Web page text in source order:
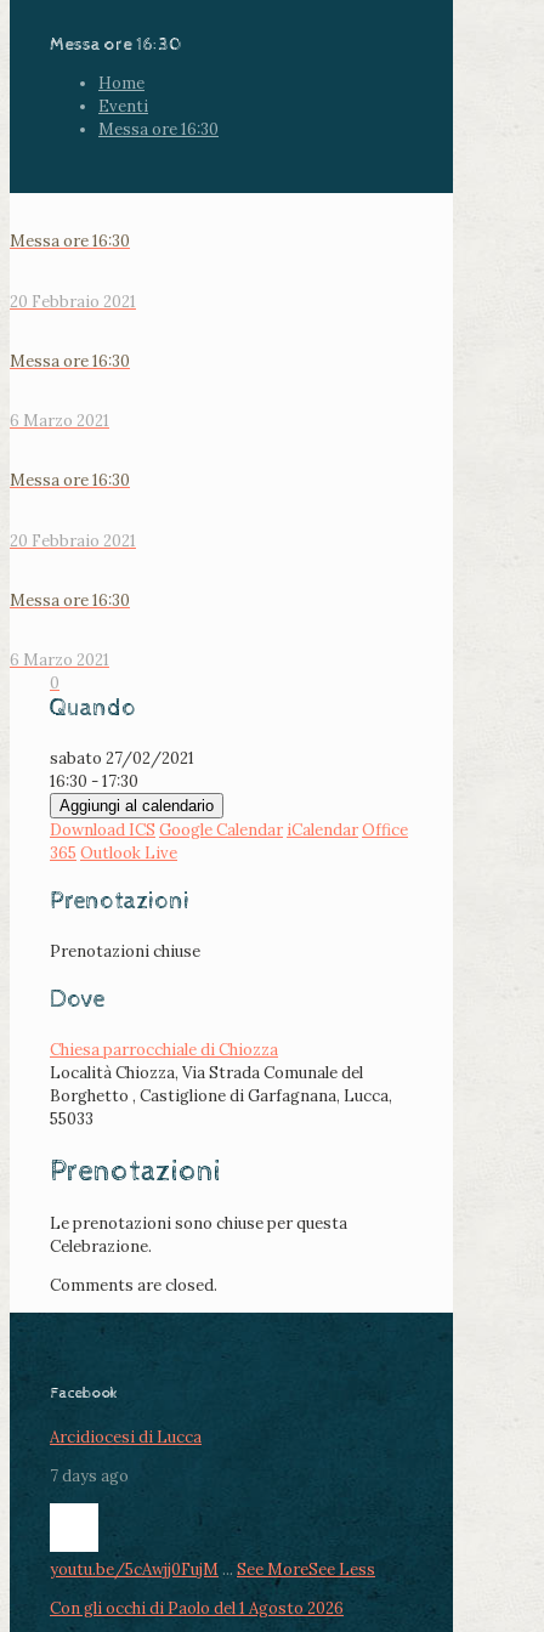
Messa ore 16:30
Home
Eventi
Messa ore 16:30
Messa ore 16:30
20 Febbraio 2021
Messa ore 16:30
6 Marzo 2021
Messa ore 16:30
20 Febbraio 2021
Messa ore 16:30
6 Marzo 2021
0
Quando
sabato 27/02/2021
16:30 - 17:30
Aggiungi al calendario
Download ICS Google Calendar iCalendarOffice
365 Outlook Live
Prenotazioni
Prenotazioni chiuse
Dove
Chiesa parrocchiale di Chiozza
Località Chiozza, Via Strada Comunale del
Borghetto , Castiglione di Garfagnana, Lucca,
55033
Prenotazioni
Le prenotazioni sono chiuse per questa
Celebrazione.
Comments are closed.
Facebook
Arcidiocesi di Lucca
7 days ago
youtu.be/5cAwjj0FujM ... See MoreSee Less
Con gli occhi di Paolo del 1 Agosto 2026